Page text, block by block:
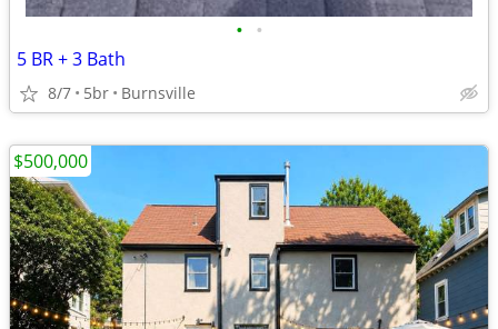
• •
5 BR + 3 Bath
8/7 5br Burnsville
$500,000